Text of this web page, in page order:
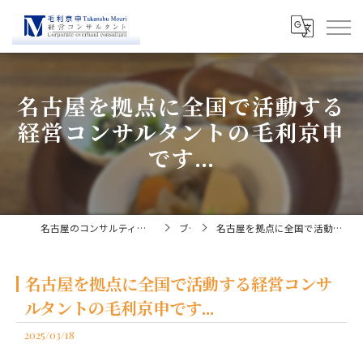
名古屋を拠点に全国で活動する
経営コンサルタントの毛利京申
です...
名古屋のコンサルティングなら経営コンサルタント毛利京申 ブログ 名古屋を拠点に全国で活動する経営コンサルタントの毛利京申です...
名古屋を拠点に全国で活動する経営コンサ
ルタントの毛利京申です...
2025/03/18